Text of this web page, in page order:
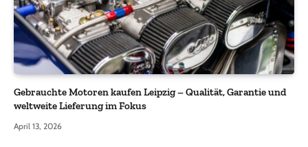
Gebrauchte Motoren kaufen Leipzig – Qualität, Garantie und
weltweite Lieferung im Fokus
April 13, 2026